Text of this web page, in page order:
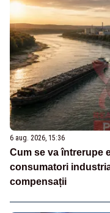
6 aug. 2026, 15:36
Cum se va întrerupe
consumatori
compensații